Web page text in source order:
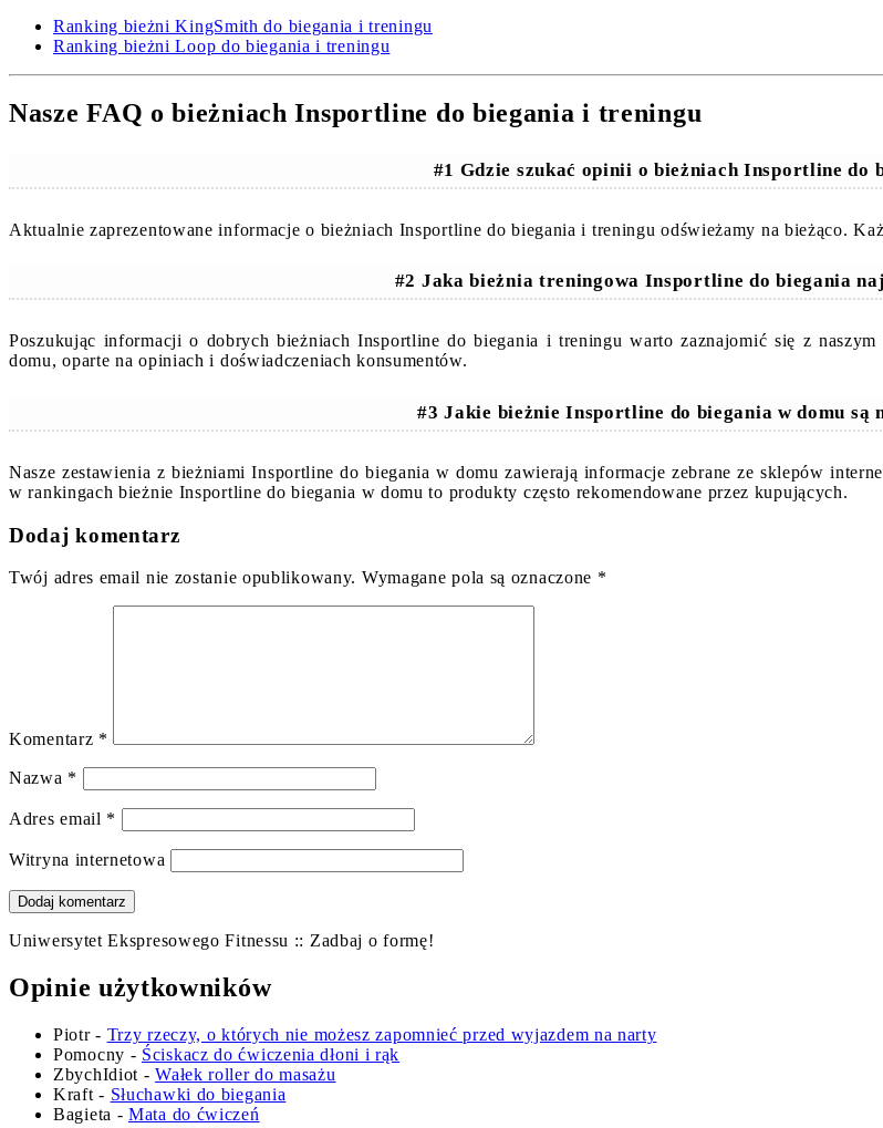
Ranking bieżni KingSmith do biegania i treningu
Ranking bieżni Loop do biegania i treningu
Nasze FAQ o bieżniach Insportline do biegania i treningu
#1 Gdzie szukać opinii o bieżniach Insportline do
Aktualnie zaprezentowane informacje o bieżniach Insportline do biegania i treningu odświeżamy na bieżąco.
#2 Jaka bieżnia treningowa Insportline do biegania
Poszukując informacji o dobrych bieżniach Insportline do biegania i treningu warto zaznajomić się z
domu, oparte na opiniach i doświadczeniach konsumentów.
#3 Jakie bieżnie Insportline do biegania w domu są
Nasze zestawienia z bieżniami Insportline do biegania w domu zawierają informacje zebrane ze sklepów
w rankingach bieżnie Insportline do biegania w domu to produkty często rekomendowane przez kupujących.
Dodaj komentarz
Twój adres email nie zostanie opublikowany. Wymagane pola są oznaczone *
Komentarz *
Nazwa *
Adres email *
Witryna internetowa
Uniwersytet Ekspresowego Fitnessu :: Zadbaj o formę!
Opinie użytkowników
Piotr- Trzy rzeczy, o których nie możesz zapomnieć przed wyjazdem na narty
Pomocny - Ściskacz do ćwiczenia dłoni i rąk
ZbychIdiot -Wałek roller do masażu
Kraft - Słuchawki do biegania
Bagieta -Mata do ćwiczeń